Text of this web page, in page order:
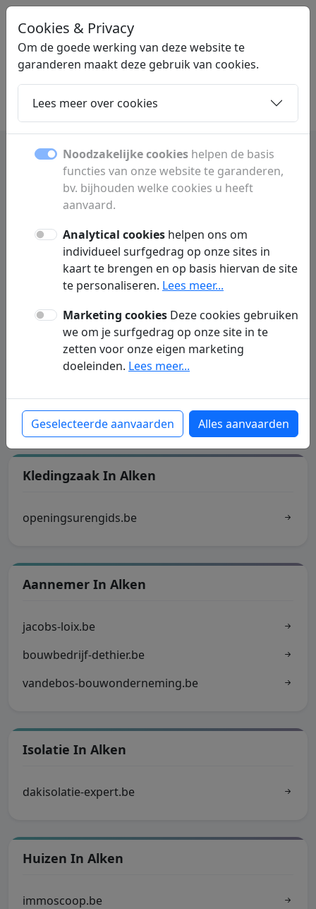
LINKGIGANT.BE
Home Dochters Contact
Alken gemeente info winkels
en bezienswaardigheden
Ontdek Alken met winkels,
bezienswaardigheden, hotels en lokale
informatie voor inwoners en bezoekers van
deze Belgische gemeente.
Gemeente Alken
gemeenteschool-alken.be
Kledingzaak In Alken
openingsurengids.be
Aannemer In Alken
jacobs-loix.be
bouwbedrijf-dethier.be
vandebos-bouwonderneming.be
Isolatie In Alken
dakisolatie-expert.be
Huizen In Alken
immoscoop.be
Cookies & Privacy
Om de goede werking van deze website te
garanderen maakt deze gebruik van cookies.
Lees meer over cookies
Noodzakelijke cookies helpen de basis
functies van onze website te garanderen,
bv. bijhouden welke cookies u heeft
aanvaard.
Analytical cookies helpen ons om
individueel surfgedrag op onze sites in
kaart te brengen en op basis hiervan de site
te personaliseren. Lees meer...
Marketing cookies Deze cookies gebruiken
we om je surfgedrag op onze site in te
zetten voor onze eigen marketing
doeleinden. Lees meer...
Geselecteerde aanvaarden Alles aanvaarden